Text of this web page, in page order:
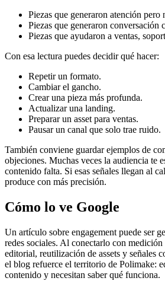
Piezas que generaron atención pero
Piezas que generaron conversación
Piezas que ayudaron a ventas,
Con esa lectura puedes decidir qué hacer:
Repetir un formato.
Cambiar el gancho.
Crear una pieza más profunda.
Actualizar una landing.
Preparar un asset para ventas.
Pausar un canal que solo trae ruido.
También conviene guardar ejemplos de
objeciones. Muchas veces la audiencia te
contenido falta. Si esas señales llegan al
produce con más precisión.
Cómo lo ve Google
Un artículo sobre engagement puede ser
redes sociales. Al conectarlo con
editorial, reutilización de assets y señales
el blog refuerce el territorio de Polimake:
contenido y necesitan saber qué funciona.